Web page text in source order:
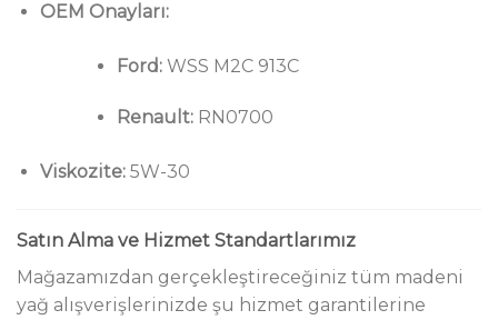
OEM Onayları:
Ford:WSS M2C 913C
Renault:RN0700
Viskozite:5W-30
Satın Alma ve Hizmet Standartlarımız
Mağazamızdan gerçekleştireceğiniz tüm madeni
yağ alışverişlerinizde şu hizmet garantilerine